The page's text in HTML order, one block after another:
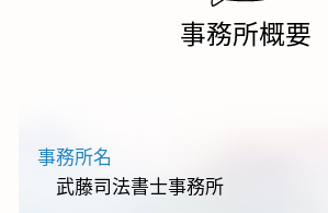
事務所概要
事務所名
武藤司法書士事務所